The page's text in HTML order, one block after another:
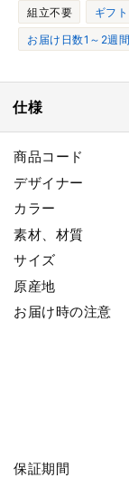
組立不要
ギフ
お届け日数1～2週間
仕様
商品コード
デザイナー
カラー
素材、材質
サイズ
原産地
お届け時の注意
保証期間